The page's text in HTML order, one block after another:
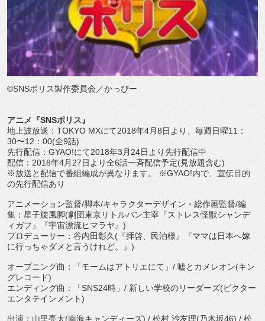
©SNSポリス製作委員会／かっぴー
アニメ『SNSポリス』
地上波放送：TOKYO MXにて2018年4月8日より、毎週日曜11：
30〜12：00(全9話)
先行配信：GYAO!にて2018年3月24日より先行配信中
配信：2018年4月27日より全6話一斉配信予定(見放題含む)
※放送と配信で番組編成が異なります。 ※GYAO!内で、宣伝目的
の先行配信あり
アニメーション監督/脚本/キャラクターデザイン・総作画監督/編
集：星子旋風脚(劇団東京リトルバン主宰『ストレス怪獣シャンデ
ィガフ』『宇宙漂流ヒマラヤ』)
プロデューサー：谷内田彰久(『拝啓、民泊様』『ママは日本へ嫁
に行っちゃダメと言うけれど。』)
オープニング曲：「モームはアトリエにて」/ 嘘とカメレオン(キン
グレコード)
エンディング曲：「SNS24時」/ 新しい学校のリーダーズ(ビクター
エンタテインメント)
出演：山里亮太(南海キャンディーズ) / 松村 沙友理(乃木坂46) / 松